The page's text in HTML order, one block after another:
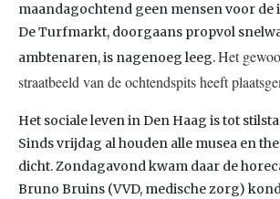
maandagochtend geen mensen voor de
De Turfmarkt, doorgaans propvol
ambtenaren, is nagenoeg leeg.Het
straatbeeld van de ochtendspits heeft
Het sociale leven in Den Haag is tot
Sinds vrijdag al houden alle musea en
dicht. Zondagavond kwam daar de
Bruno Bruins (VVD, medische zorg)